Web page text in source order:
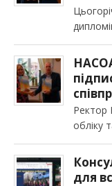
Ректор
обліку
для